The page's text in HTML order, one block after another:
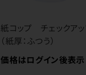
紙コップ チェックア
（紙厚：ふつう）
価格はログイン後表示